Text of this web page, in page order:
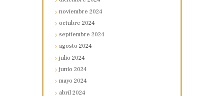
noviembre2024
octubre2024
septiembre2024
agosto2024
julio2024
junio2024
mayo2024
abril2024